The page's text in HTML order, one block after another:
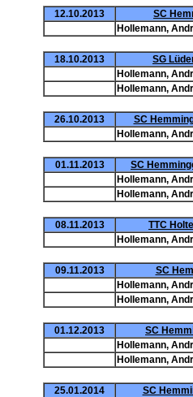
12.10.2013
SC
Hollemann,
18.10.2013
SG
Hollemann,
Hollemann,
26.10.2013
SC
Hollemann,
01.11.2013
SC
Hollemann,
Hollemann,
08.11.2013
TTC
Hollemann,
09.11.2013
SC
Hollemann,
Hollemann,
01.12.2013
SC
Hollemann,
Hollemann,
25.01.2014
SC